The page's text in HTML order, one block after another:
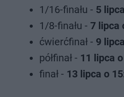
1/16-finału - 5
1/8-finału - 7 lipca
ćwierćfinał - 9
półfinał - 11 lipca
finał - 13 lipca o